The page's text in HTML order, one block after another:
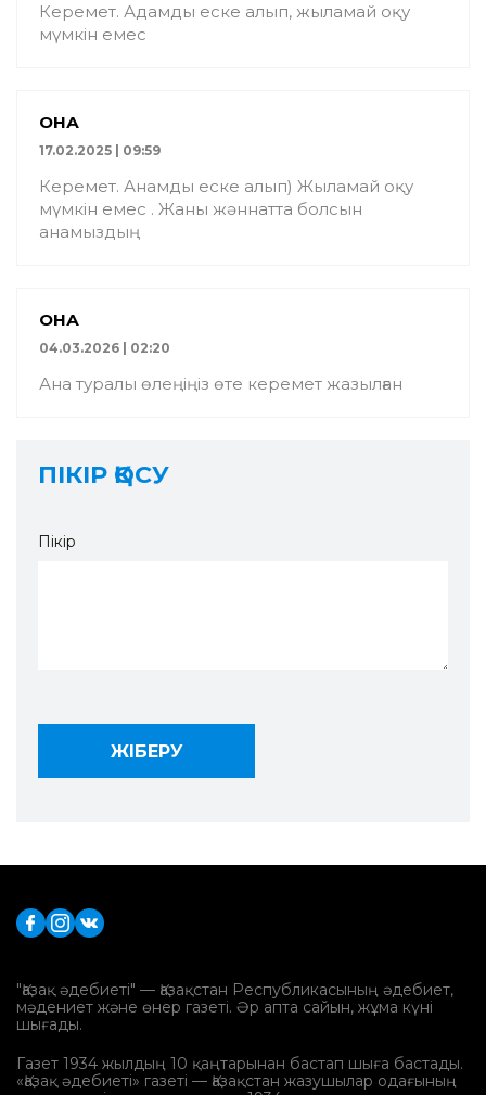
Керемет. Адамды еске алып, жыламай оқу
мүмкін емес
ҚОНАҚ
17.02.2025 | 09:59
Керемет. Анамды еске алып) Жыламай оқу
мүмкін емес . Жаны жәннатта болсын
анамыздың
ҚОНАҚ
04.03.2026 | 02:20
Ана туралы өлеңіңіз өте керемет жазылған
ПІКІР ҚОСУ
Пікір
"Қазақ әдебиеті" — Қазақстан Республикасының әдебиет,
мәдениет және өнер газеті. Әр апта сайын, жұма күні
шығады.
Газет 1934 жылдың 10 қаңтарынан бастап шыға бастады.
«Қазақ әдебиеті» газеті — Қазақстан жазушылар одағының